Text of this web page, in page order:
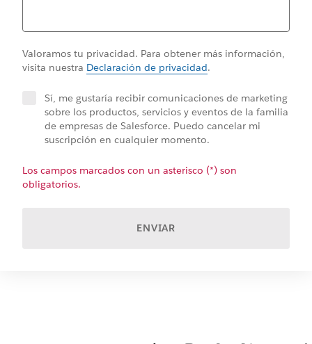
Valoramos tu privacidad. Para obtener más información,
visita nuestra Declaración de privacidad.
Sí, me gustaría recibir comunicaciones de marketing
sobre los productos, servicios y eventos de la familia
de empresas de Salesforce. Puedo cancelar mi
suscripción en cualquier momento.
Los campos marcados con un asterisco (*) son
obligatorios.
ENVIAR